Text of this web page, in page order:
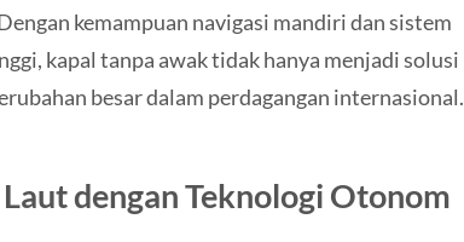
kemampuan navigasi mandiri dan sistem
kapal tanpa awak tidak hanya menjadi solusi
besar dalam perdagangan internasional.
dengan Teknologi Otonom